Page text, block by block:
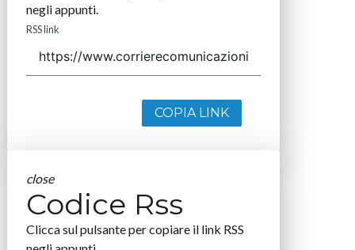
negli appunti.
RSS link
COPIA LINK
close
Codice Rss
Clicca sul pulsante per copiare il link RSS